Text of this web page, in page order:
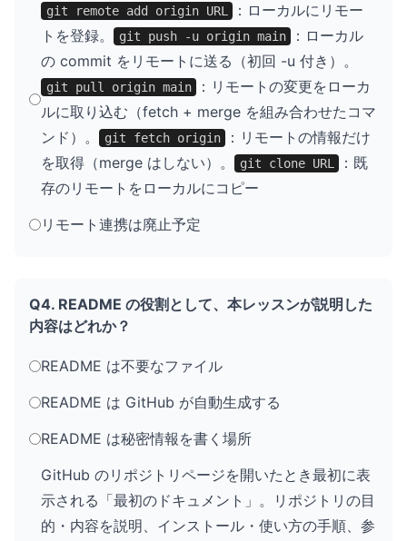
git remote add origin URL
：ローカルにリモー
トを登録。
git push -u origin main
：ローカル
の commit をリモートに送る（初回 -u 付き）。
git pull origin main
：リモートの変更をローカ
ルに取り込む（fetch + merge を組み合わせたコマ
ンド）。
git fetch origin
：リモートの情報だけ
を取得（merge はしない）。
git clone URL
：既
存のリモートをローカルにコピー
リモート連携は廃止予定
Q4. README の役割として、本レッスンが説明した
内容はどれか？
README は不要なファイル
README は GitHub が自動生成する
README は秘密情報を書く場所
GitHub のリポジトリページを開いたとき最初に表
示される「最初のドキュメント」。リポジトリの目
的・内容を説明、インストール・使い方の手順、参